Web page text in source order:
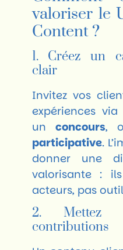
valoriser le
Content ?
1. Créez un
clair
Invitez vos
expériences
un concours,
participative.
donner une
valorisante :
acteurs, pas
2. Mettez
contributions